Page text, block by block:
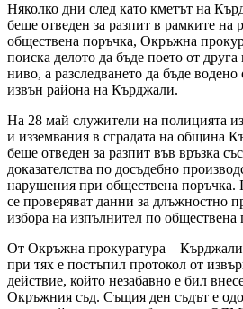
Няколко дни след като кметът на
беше отведен за разпит в рамките на
обществена поръчка, Окръжна
поиска делото да бъде поето от
ниво, а разследването да бъде водено
извън района на Кърджали.
На 28 май служители на полицията
и изземвания в сградата на
беше отведен за разпит във връзка
доказателства по досъдебно
нарушения при обществена
се проверяват данни за длъжностно
избора на изпълнител по обществена
От Окръжна прокуратура –
при тях е постъпил протокол от
действие, който незабавно е бил
Окръжния съд. Същия ден съдът е